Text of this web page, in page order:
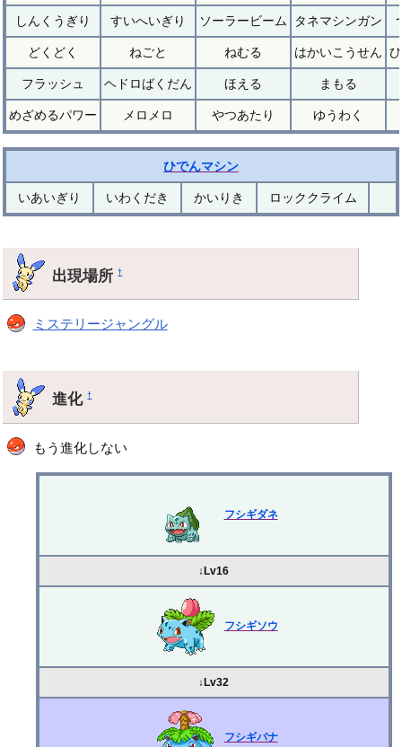
しんくうぎり すいへいぎり ソーラービーム タネマシンガン
どくどく ねごと ねむる はかいこうせん
フラッシュ ヘドロばくだん ほえる まもる
めざめるパワー メロメロ やつあたり ゆうわく
ひでんマシン
いあいぎり いわくだき かいりき ロッククライム
出現場所†
ミステリージャングル
進化†
もう進化しない
フシギダネ
↓Lv16
フシギソウ
↓Lv32
フシギバナ